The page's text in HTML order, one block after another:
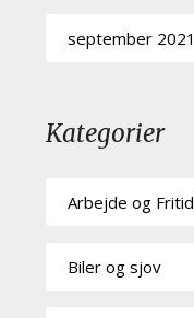
september 2021
Kategorier
Arbejde og Fritid
Biler og sjov